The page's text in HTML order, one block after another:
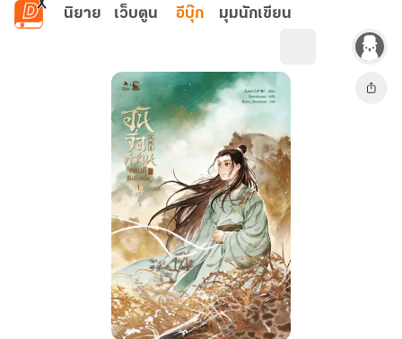
ข้ามไปยังเนื้อหาหลัก
นิยาย เว็บตูน อีบุ๊ก มุมนักเขียน